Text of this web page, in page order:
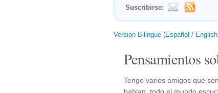
Suscribirse:
Version Bilingue (Español /
Pensamientos
Tengo varios amigos que